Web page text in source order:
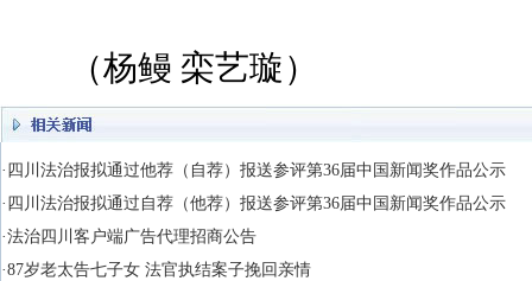
（杨鳗 栾艺璇）
·四川法治报拟通过他荐（自荐）报送参评第36届中国新闻奖作品公示
·四川法治报拟通过自荐（他荐）报送参评第36届中国新闻奖作品公示
·法治四川客户端广告代理招商公告
·87岁老太告七子女 法官执结案子挽回亲情